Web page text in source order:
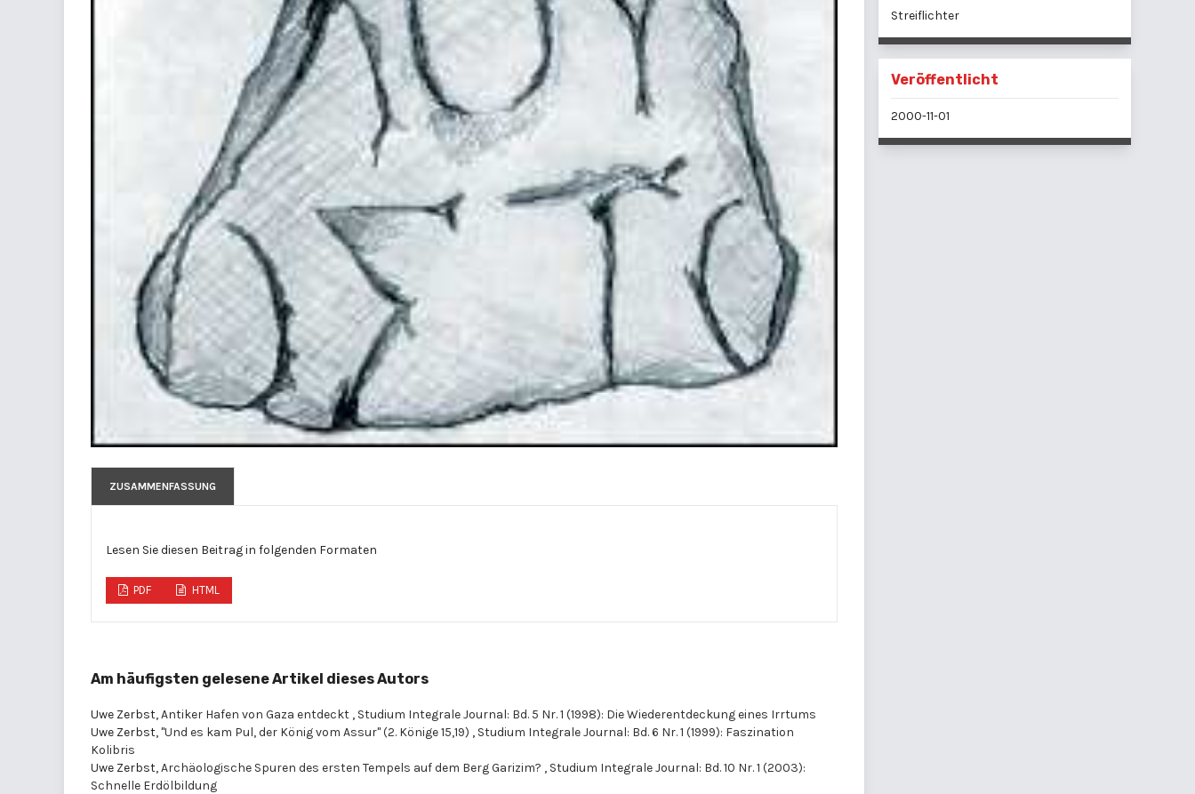
ZUSAMMENFASSUNG
Lesen Sie diesen Beitrag in folgenden Formaten
PDF HTML
Am häufigsten gelesene Artikel dieses Autors
Uwe Zerbst,Antiker Hafen von Gaza entdeckt , Studium Integrale Journal: Bd. 5 Nr. 1 (1998): Die Wiederentdeckung eines Irrtums
Uwe Zerbst,"Und es kam Pul, der König vom Assur" (2. Könige 15,19) , Studium Integrale Journal: Bd. 6 Nr. 1 (1999): Faszination
Kolibris
Uwe Zerbst,Archäologische Spuren des ersten Tempels auf dem Berg Garizim? , Studium Integrale Journal: Bd. 10 Nr. 1 (2003):
Schnelle Erdölbildung
Streiflichter
Veröffentlicht
2000-11-01